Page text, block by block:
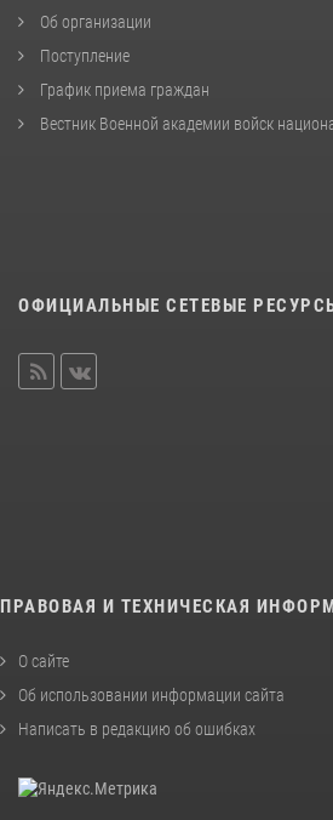
Об организации
Поступление
График приема граждан
Вестник Военной академии войск
ОФИЦИАЛЬНЫЕ СЕТЕВЫЕ
ПРАВОВАЯ И ТЕХНИЧЕСКАЯ
О сайте
Об использовании информации сайта
Написать в редакцию об ошибках